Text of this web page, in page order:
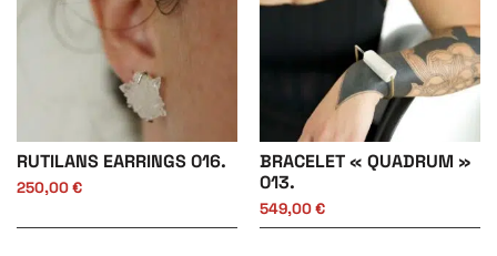
RUTILANS EARRINGS 016.
250,00€
BRACELET « QUADRUM »
013.
549,00€